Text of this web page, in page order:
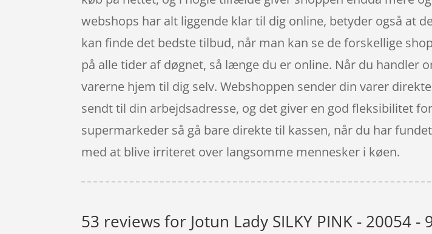
webshops har alt liggende klar til dig online, betyder også at
kan finde det bedste tilbud, når man kan se de forskellige
på alle tider af døgnet, så længe du er online. Når du handler
varerne hjem til dig selv. Webshoppen sender din varer
sendt til din arbejdsadresse, og det giver en god fleksibilitet
supermarkeder så gå bare direkte til kassen, når du har
med at blive irriteret over langsomme mennesker i køen.
53 reviews for Jotun Lady SILKY PINK - 20054 -